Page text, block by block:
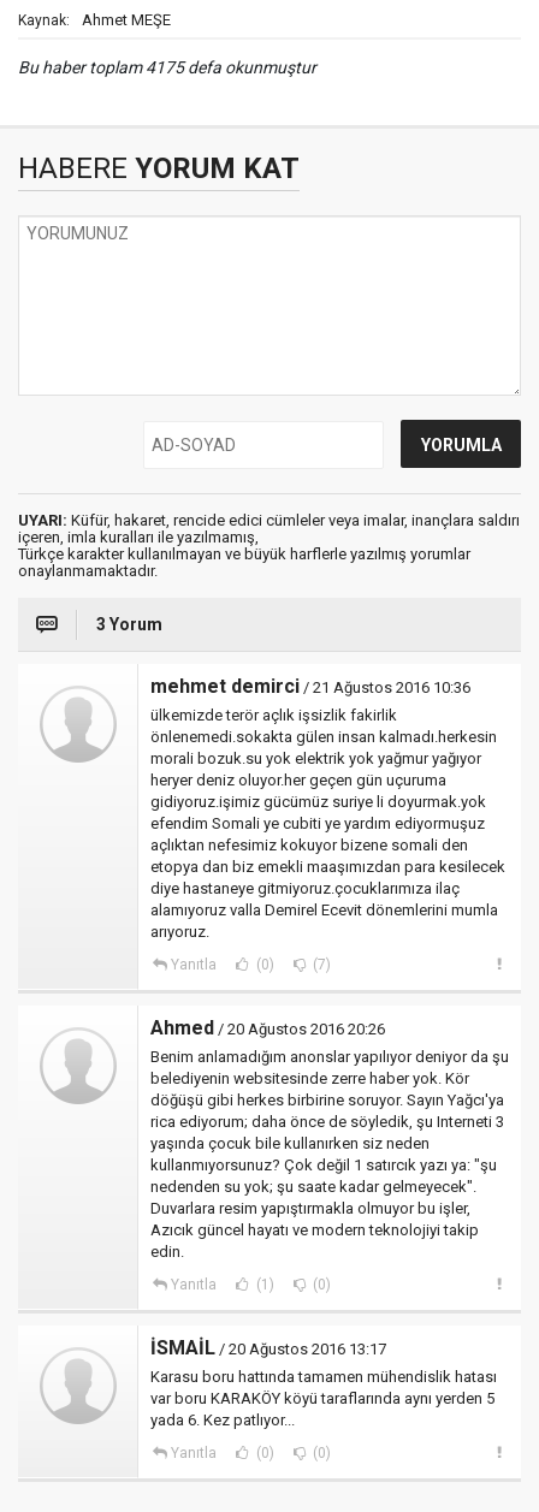
Kaynak: Ahmet MEŞE
Bu haber toplam 4175 defa okunmuştur
HABERE YORUM KAT
UYARI: Küfür, hakaret, rencide edici cümleler veya imalar, inançlara saldırı
içeren, imla kuralları ile yazılmamış,
Türkçe karakter kullanılmayan ve büyük harflerle yazılmış yorumlar
onaylanmamaktadır.
3 Yorum
mehmet demirci / 21 Ağustos 2016 10:36
ülkemizde terör açlık işsizlik fakirlik
önlenemedi.sokakta gülen insan kalmadı.herkesin
morali bozuk.su yok elektrik yok yağmur yağıyor
heryer deniz oluyor.her geçen gün uçuruma
gidiyoruz.işimiz gücümüz suriye li doyurmak.yok
efendim Somali ye cubiti ye yardım ediyormuşuz
açlıktan nefesimiz kokuyor bizene somali den
etopya dan biz emekli maaşımızdan para kesilecek
diye hastaneye gitmiyoruz.çocuklarımıza ilaç
alamıyoruz valla Demirel Ecevit dönemlerini mumla
arıyoruz.
Yanıtla (0) (7)
Ahmed / 20 Ağustos 2016 20:26
Benim anlamadığım anonslar yapılıyor deniyor da şu
belediyenin websitesinde zerre haber yok. Kör
döğüşü gibi herkes birbirine soruyor. Sayın Yağcı'ya
rica ediyorum; daha önce de söyledik, şu Interneti 3
yaşında çocuk bile kullanırken siz neden
kullanmıyorsunuz? Çok değil 1 satırcık yazı ya: "şu
nedenden su yok; şu saate kadar gelmeyecek".
Duvarlara resim yapıştırmakla olmuyor bu işler,
Azıcık güncel hayatı ve modern teknolojiyi takip
edin.
Yanıtla (1) (0)
İSMAİL / 20 Ağustos 2016 13:17
Karasu boru hattında tamamen mühendislik hatası
var boru KARAKÖY köyü taraflarında aynı yerden 5
yada 6. Kez patlıyor...
Yanıtla (0) (0)